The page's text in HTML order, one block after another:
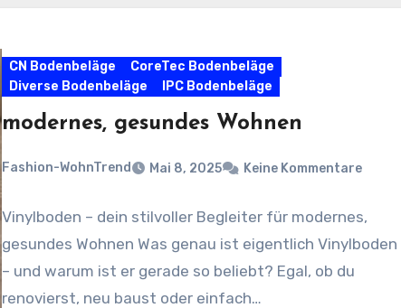
CN Bodenbeläge
CoreTec Bodenbeläge
Diverse Bodenbeläge
IPC Bodenbeläge
modernes, gesundes Wohnen
Fashion-WohnTrend Mai 8, 2025 Keine Kommentare
Vinylboden – dein stilvoller Begleiter für modernes,
gesundes Wohnen Was genau ist eigentlich Vinylboden
– und warum ist er gerade so beliebt? Egal, ob du
renovierst, neu baust oder einfach…